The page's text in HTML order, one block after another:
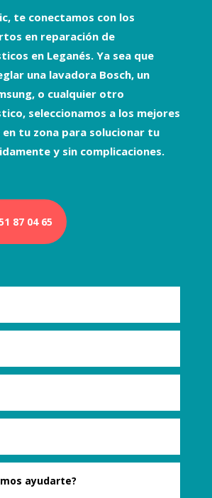
te conectamos con los
en reparación de
en Leganés. Ya sea que
una lavadora Bosch, un
, o cualquier otro
seleccionamos a los mejores
tu zona para solucionar tu
y sin complicaciones.
87 04 65